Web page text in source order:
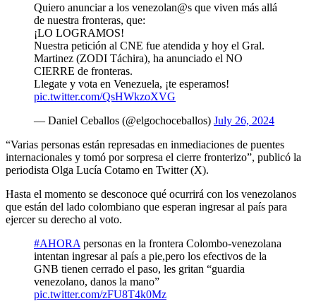
Quiero anunciar a los venezolan@s que viven más allá
de nuestra fronteras, que:
¡LO LOGRAMOS!
Nuestra petición al CNE fue atendida y hoy el Gral.
Martinez (ZODI Táchira), ha anunciado el NO
CIERRE de fronteras.
Llegate y vota en Venezuela, ¡te esperamos!
pic.twitter.com/QsHWkzoXVG
— Daniel Ceballos (@elgochoceballos) July 26, 2024
“Varias personas están represadas en inmediaciones de puentes
internacionales y tomó por sorpresa el cierre fronterizo”, publicó la
periodista Olga Lucía Cotamo en Twitter (X).
Hasta el momento se desconoce qué ocurrirá con los venezolanos
que están del lado colombiano que esperan ingresar al país para
ejercer su derecho al voto.
#AHORA personas en la frontera Colombo-venezolana
intentan ingresar al país a pie,pero los efectivos de la
GNB tienen cerrado el paso, les gritan “guardia
venezolano, danos la mano”
pic.twitter.com/zFU8T4k0Mz